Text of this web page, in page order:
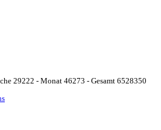
29222 - Monat 46273 - Gesamt 6528350